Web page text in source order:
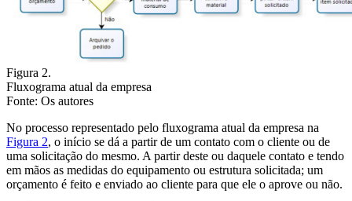
Figura 2.
Fluxograma atual da empresa
Fonte: Os autores
No processo representado pelo fluxograma atual da empresa na
Figura 2, o início se dá a partir de um contato com o cliente ou de
uma solicitação do mesmo. A partir deste ou daquele contato e tendo
em mãos as medidas do equipamento ou estrutura solicitada; um
orçamento é feito e enviado ao cliente para que ele o aprove ou não.